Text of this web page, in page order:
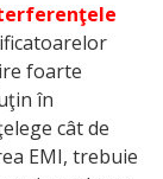
foarte
în
cât de
EMI, trebuie